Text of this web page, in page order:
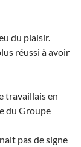
du plaisir.
réussi à avoir
travaillais en
du Groupe
pas de signe